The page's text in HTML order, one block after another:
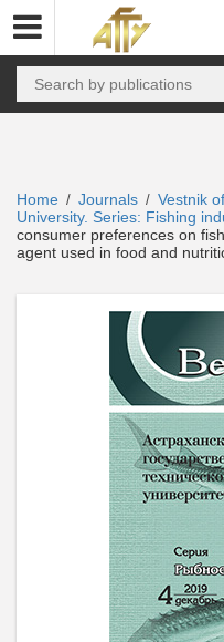
Home / Journals / Vestnik
University. Series: Fishing
consumer preferences on
agent used in food and